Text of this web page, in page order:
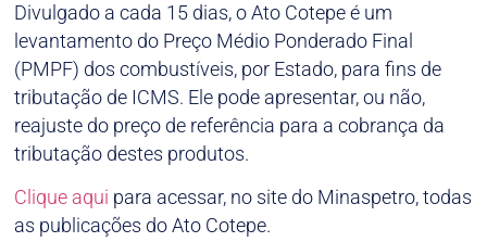
Divulgado a cada 15 dias, o Ato Cotepe é um
levantamento do Preço Médio Ponderado Final
(PMPF) dos combustíveis, por Estado, para fins de
tributação de ICMS. Ele pode apresentar, ou não,
reajuste do preço de referência para a cobrança da
tributação destes produtos.
Clique aqui para acessar, no site do Minaspetro, todas
as publicações do Ato Cotepe.